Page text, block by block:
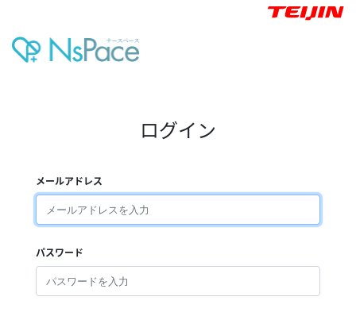
ログイン
メールアドレス
パスワード